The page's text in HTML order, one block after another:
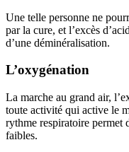
Une telle personne ne
par la cure, et l’excès
d’une déminéralisation.
L’oxygénation
La marche au grand air,
toute activité qui active le
rythme respiratoire permet
faibles.